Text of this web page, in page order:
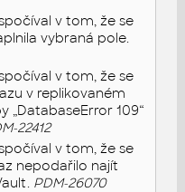
v tom, že se
vybraná pole.
v tom, že se
v replikovaném
„DatabaseError 109“
22412
v tom, že se
nepodařilo najít
PDM-26070